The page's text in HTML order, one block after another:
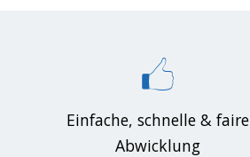
Einfache, schnelle & faire
Abwicklung